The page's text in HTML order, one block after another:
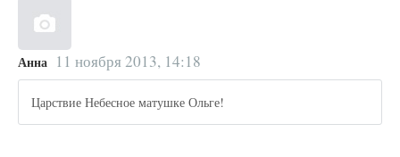
Анна 11 ноября 2013, 14:18
Царствие Небесное матушке Ольге!